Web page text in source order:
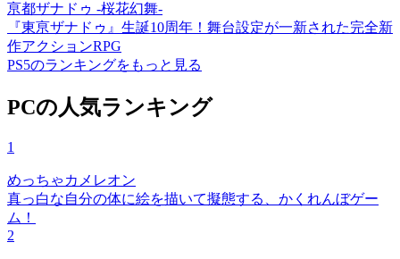
亰都ザナドゥ -桜花幻舞-
『東亰ザナドゥ』生誕10周年！舞台設定が一新された完全新
作アクションRPG
PS5のランキングをもっと見る
PCの人気ランキング
1
めっちゃカメレオン
真っ白な自分の体に絵を描いて擬態する、かくれんぼゲー
ム！
2